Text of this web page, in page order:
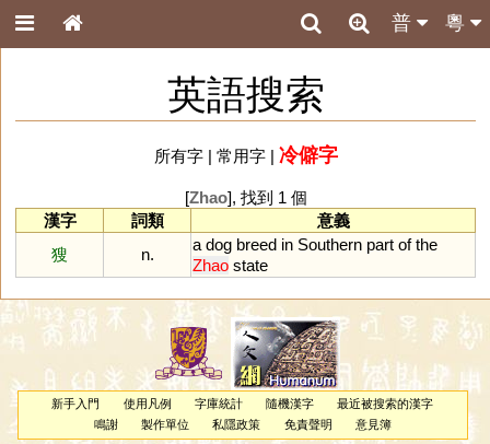
粵
普
英語搜索
所有字| 常用字| 冷僻字
[Zhao], 找到 1 個
漢字
詞類
意義
獀
n.
a dog breed in Southern part of the
Zhao state
新手入門 使用凡例 字庫統計 隨機漢字
最近被搜索的漢字
鳴謝
製作單位 私隱政策 免責聲明 意見簿